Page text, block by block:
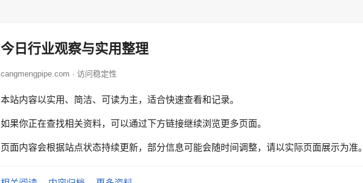
今日行业观察与实用整理
cangmengpipe.com · 访问稳定性
本站内容以实用、简洁、可读为主，适合快速查看和记录。
如果你正在查找相关资料，可以通过下方链接继续浏览更多页面。
页面内容会根据站点状态持续更新，部分信息可能会随时间调整，请以实际页面展示为准。